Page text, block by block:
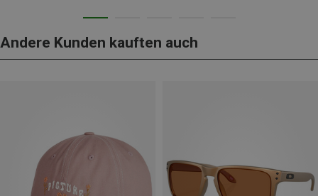
Andere Kunden kauften auch